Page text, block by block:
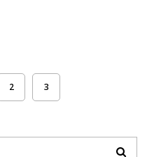
2 3